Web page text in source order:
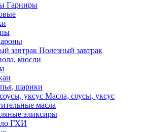
Гарниры
Полезный завтрак
мюсли
шарики
Масла, соусы, уксус
масла
эликсиры
ГХИ